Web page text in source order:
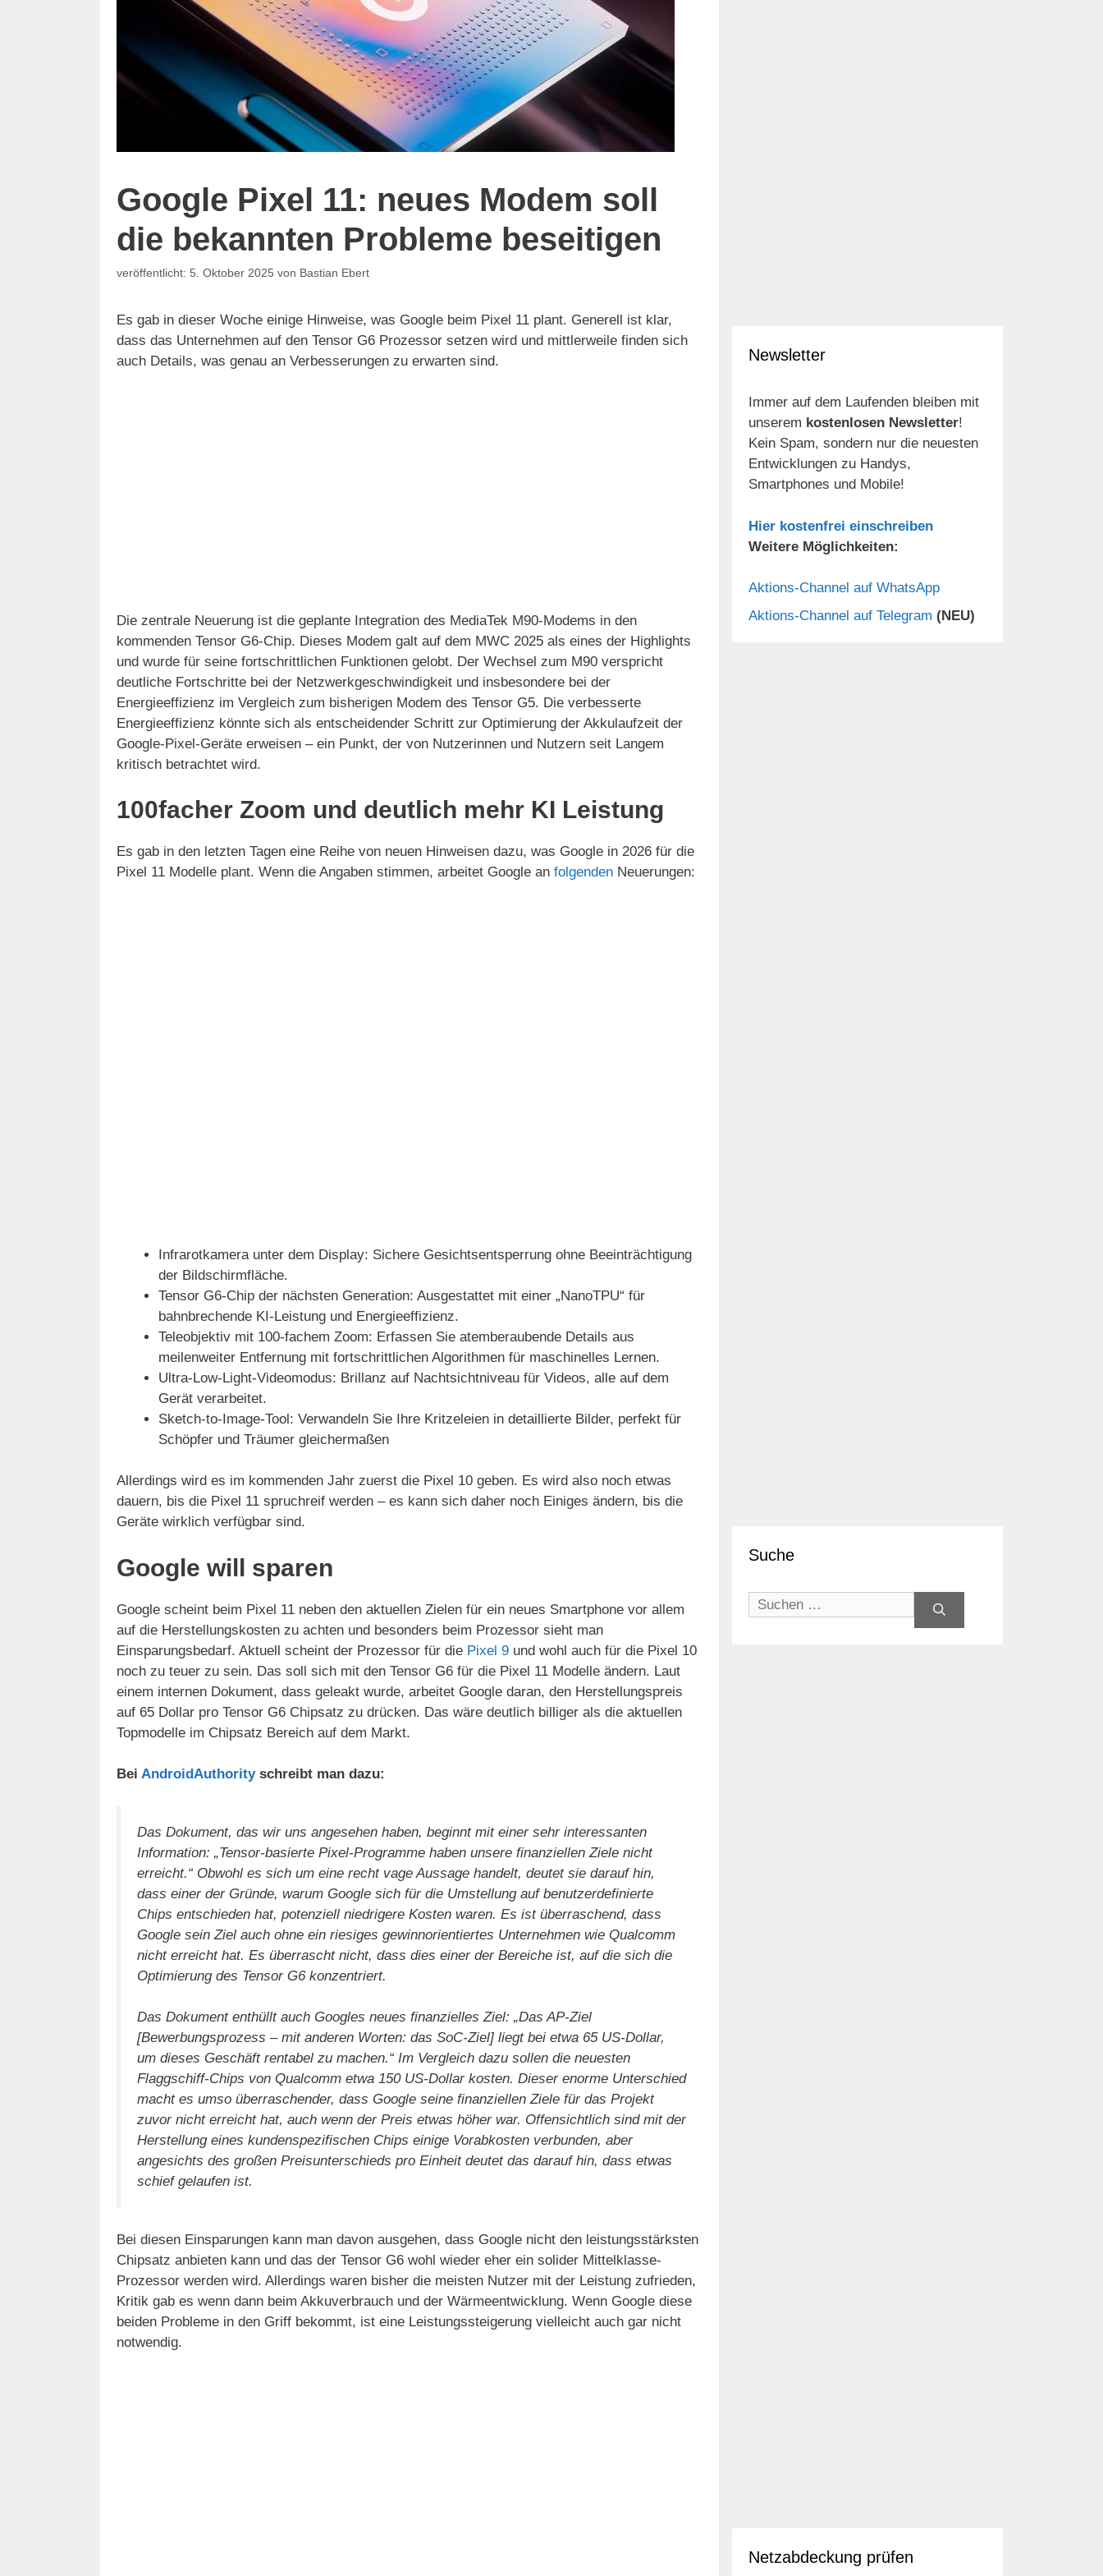
Google Pixel 11: neues Modem soll
die bekannten Probleme beseitigen
5. Oktober 2025 von Bastian Ebert
Es gab in dieser Woche einige Hinweise, was Google beim Pixel 11 plant. Generell ist klar,
dass das Unternehmen auf den Tensor G6 Prozessor setzen wird und mittlerweile finden sich
auch Details, was genau an Verbesserungen zu erwarten sind.
Die zentrale Neuerung ist die geplante Integration des MediaTek M90-Modems in den
kommenden Tensor G6-Chip. Dieses Modem galt auf dem MWC 2025 als eines der Highlights
und wurde für seine fortschrittlichen Funktionen gelobt. Der Wechsel zum M90 verspricht
deutliche Fortschritte bei der Netzwerkgeschwindigkeit und insbesondere bei der
Energieeffizienz im Vergleich zum bisherigen Modem des Tensor G5. Die verbesserte
Energieeffizienz könnte sich als entscheidender Schritt zur Optimierung der Akkulaufzeit der
Google-Pixel-Geräte erweisen – ein Punkt, der von Nutzerinnen und Nutzern seit Langem
kritisch betrachtet wird.
100facher Zoom und deutlich mehr KI Leistung
Es gab in den letzten Tagen eine Reihe von neuen Hinweisen dazu, was Google in 2026 für die
Pixel 11 Modelle plant. Wenn die Angaben stimmen, arbeitet Google an folgenden Neuerungen:
Infrarotkamera unter dem Display: Sichere Gesichtsentsperrung ohne Beeinträchtigung
der Bildschirmfläche.
Tensor G6-Chip der nächsten Generation: Ausgestattet mit einer „NanoTPU“ für
bahnbrechende KI-Leistung und Energieeffizienz.
Teleobjektiv mit 100-fachem Zoom: Erfassen Sie atemberaubende Details aus
meilenweiter Entfernung mit fortschrittlichen Algorithmen für maschinelles Lernen.
Ultra-Low-Light-Videomodus: Brillanz auf Nachtsichtniveau für Videos, alle auf dem
Gerät verarbeitet.
Sketch-to-Image-Tool: Verwandeln Sie Ihre Kritzeleien in detaillierte Bilder, perfekt für
Schöpfer und Träumer gleichermaßen
Allerdings wird es im kommenden Jahr zuerst die Pixel 10 geben. Es wird also noch etwas
dauern, bis die Pixel 11 spruchreif werden – es kann sich daher noch Einiges ändern, bis die
Geräte wirklich verfügbar sind.
Google will sparen
Google scheint beim Pixel 11 neben den aktuellen Zielen für ein neues Smartphone vor allem
auf die Herstellungskosten zu achten und besonders beim Prozessor sieht man
Einsparungsbedarf. Aktuell scheint der Prozessor für die Pixel 9 und wohl auch für die Pixel 10
noch zu teuer zu sein. Das soll sich mit den Tensor G6 für die Pixel 11 Modelle ändern. Laut
einem internen Dokument, dass geleakt wurde, arbeitet Google daran, den Herstellungspreis
auf 65 Dollar pro Tensor G6 Chipsatz zu drücken. Das wäre deutlich billiger als die aktuellen
Topmodelle im Chipsatz Bereich auf dem Markt.
Bei AndroidAuthorityschreibt man dazu:
Das Dokument, das wir uns angesehen haben, beginnt mit einer sehr interessanten
Information: „Tensor-basierte Pixel-Programme haben unsere finanziellen Ziele nicht
erreicht.“ Obwohl es sich um eine recht vage Aussage handelt, deutet sie darauf hin,
dass einer der Gründe, warum Google sich für die Umstellung auf benutzerdefinierte
Chips entschieden hat, potenziell niedrigere Kosten waren. Es ist überraschend, dass
Google sein Ziel auch ohne ein riesiges gewinnorientiertes Unternehmen wie Qualcomm
nicht erreicht hat. Es überrascht nicht, dass dies einer der Bereiche ist, auf die sich die
Optimierung des Tensor G6 konzentriert.
Das Dokument enthüllt auch Googles neues finanzielles Ziel: „Das AP-Ziel
[Bewerbungsprozess – mit anderen Worten: das SoC-Ziel] liegt bei etwa 65 US-Dollar,
um dieses Geschäft rentabel zu machen.“ Im Vergleich dazu sollen die neuesten
Flaggschiff-Chips von Qualcomm etwa 150 US-Dollar kosten. Dieser enorme Unterschied
macht es umso überraschender, dass Google seine finanziellen Ziele für das Projekt
zuvor nicht erreicht hat, auch wenn der Preis etwas höher war. Offensichtlich sind mit der
Herstellung eines kundenspezifischen Chips einige Vorabkosten verbunden, aber
angesichts des großen Preisunterschieds pro Einheit deutet das darauf hin, dass etwas
schief gelaufen ist.
Bei diesen Einsparungen kann man davon ausgehen, dass Google nicht den leistungsstärksten
Chipsatz anbieten kann und das der Tensor G6 wohl wieder eher ein solider Mittelklasse-
Prozessor werden wird. Allerdings waren bisher die meisten Nutzer mit der Leistung zufrieden,
Kritik gab es wenn dann beim Akkuverbrauch und der Wärmeentwicklung. Wenn Google diese
beiden Probleme in den Griff bekommt, ist eine Leistungssteigerung vielleicht auch gar nicht
notwendig.
Newsletter
Immer auf dem Laufenden bleiben mit
unserem kostenlosen Newsletter!
Kein Spam, sondern nur die neuesten
Entwicklungen zu Handys,
Smartphones und Mobile!
Hier kostenfrei einschreiben
Weitere Möglichkeiten:
Aktions-Channel auf WhatsApp
Aktions-Channel auf Telegram (NEU)
Suche
Suchen
nach:
Netzabdeckung prüfen